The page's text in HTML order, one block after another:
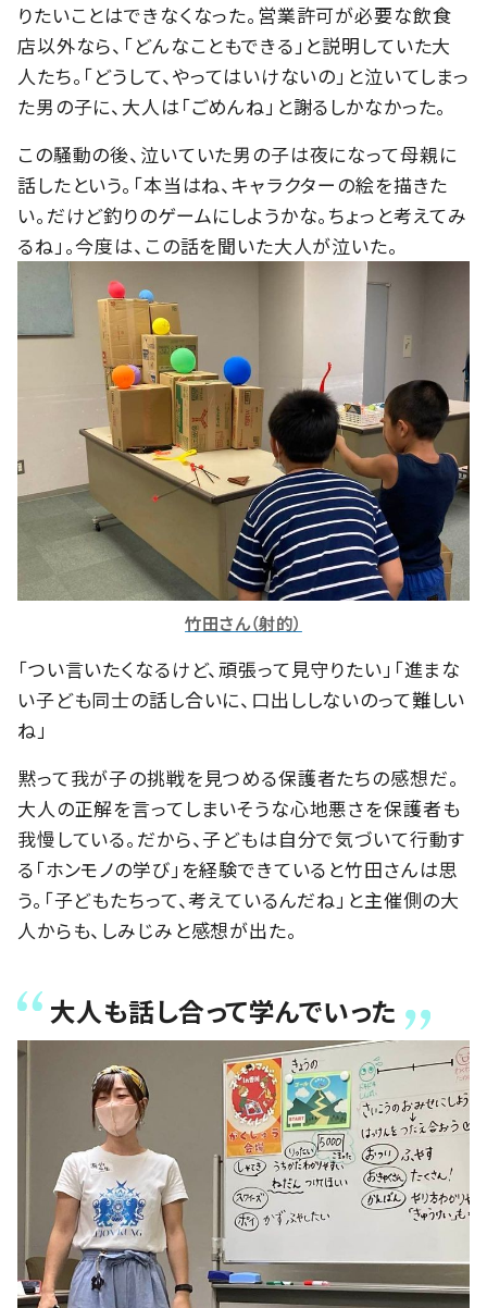
りたいことはできなくなった。営業許可が必要な飲食
店以外なら、「どんなこともできる」と説明していた大
人たち。「どうして、やってはいけないの」と泣いてしまっ
た男の子に、大人は「ごめんね」と謝るしかなかった。
この騒動の後、泣いていた男の子は夜になって母親に
話したという。「本当はね、キャラクターの絵を描きた
い。だけど釣りのゲームにしようかな。ちょっと考えてみ
るね」。今度は、この話を聞いた大人が泣いた。
竹田さん（射的）
「つい言いたくなるけど、頑張って見守りたい」「進まな
い子ども同士の話し合いに、口出ししないのって難しい
ね」
黙って我が子の挑戦を見つめる保護者たちの感想だ。
大人の正解を言ってしまいそうな心地悪さを保護者も
我慢している。だから、子どもは自分で気づいて行動す
る「ホンモノの学び」を経験できていると竹田さんは思
う。「子どもたちって、考えているんだね」と主催側の大
人からも、しみじみと感想が出た。
大人も話し合って学んでいった